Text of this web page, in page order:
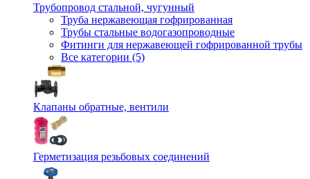
Трубопровод стальной, чугунный
Труба нержавеющая гофрированная
Трубы стальные водогазопроводные
Фитинги для нержавеющей гофрированной трубы
Все категории (5)
Клапаны обратные, вентили
Герметизация резьбовых соединений